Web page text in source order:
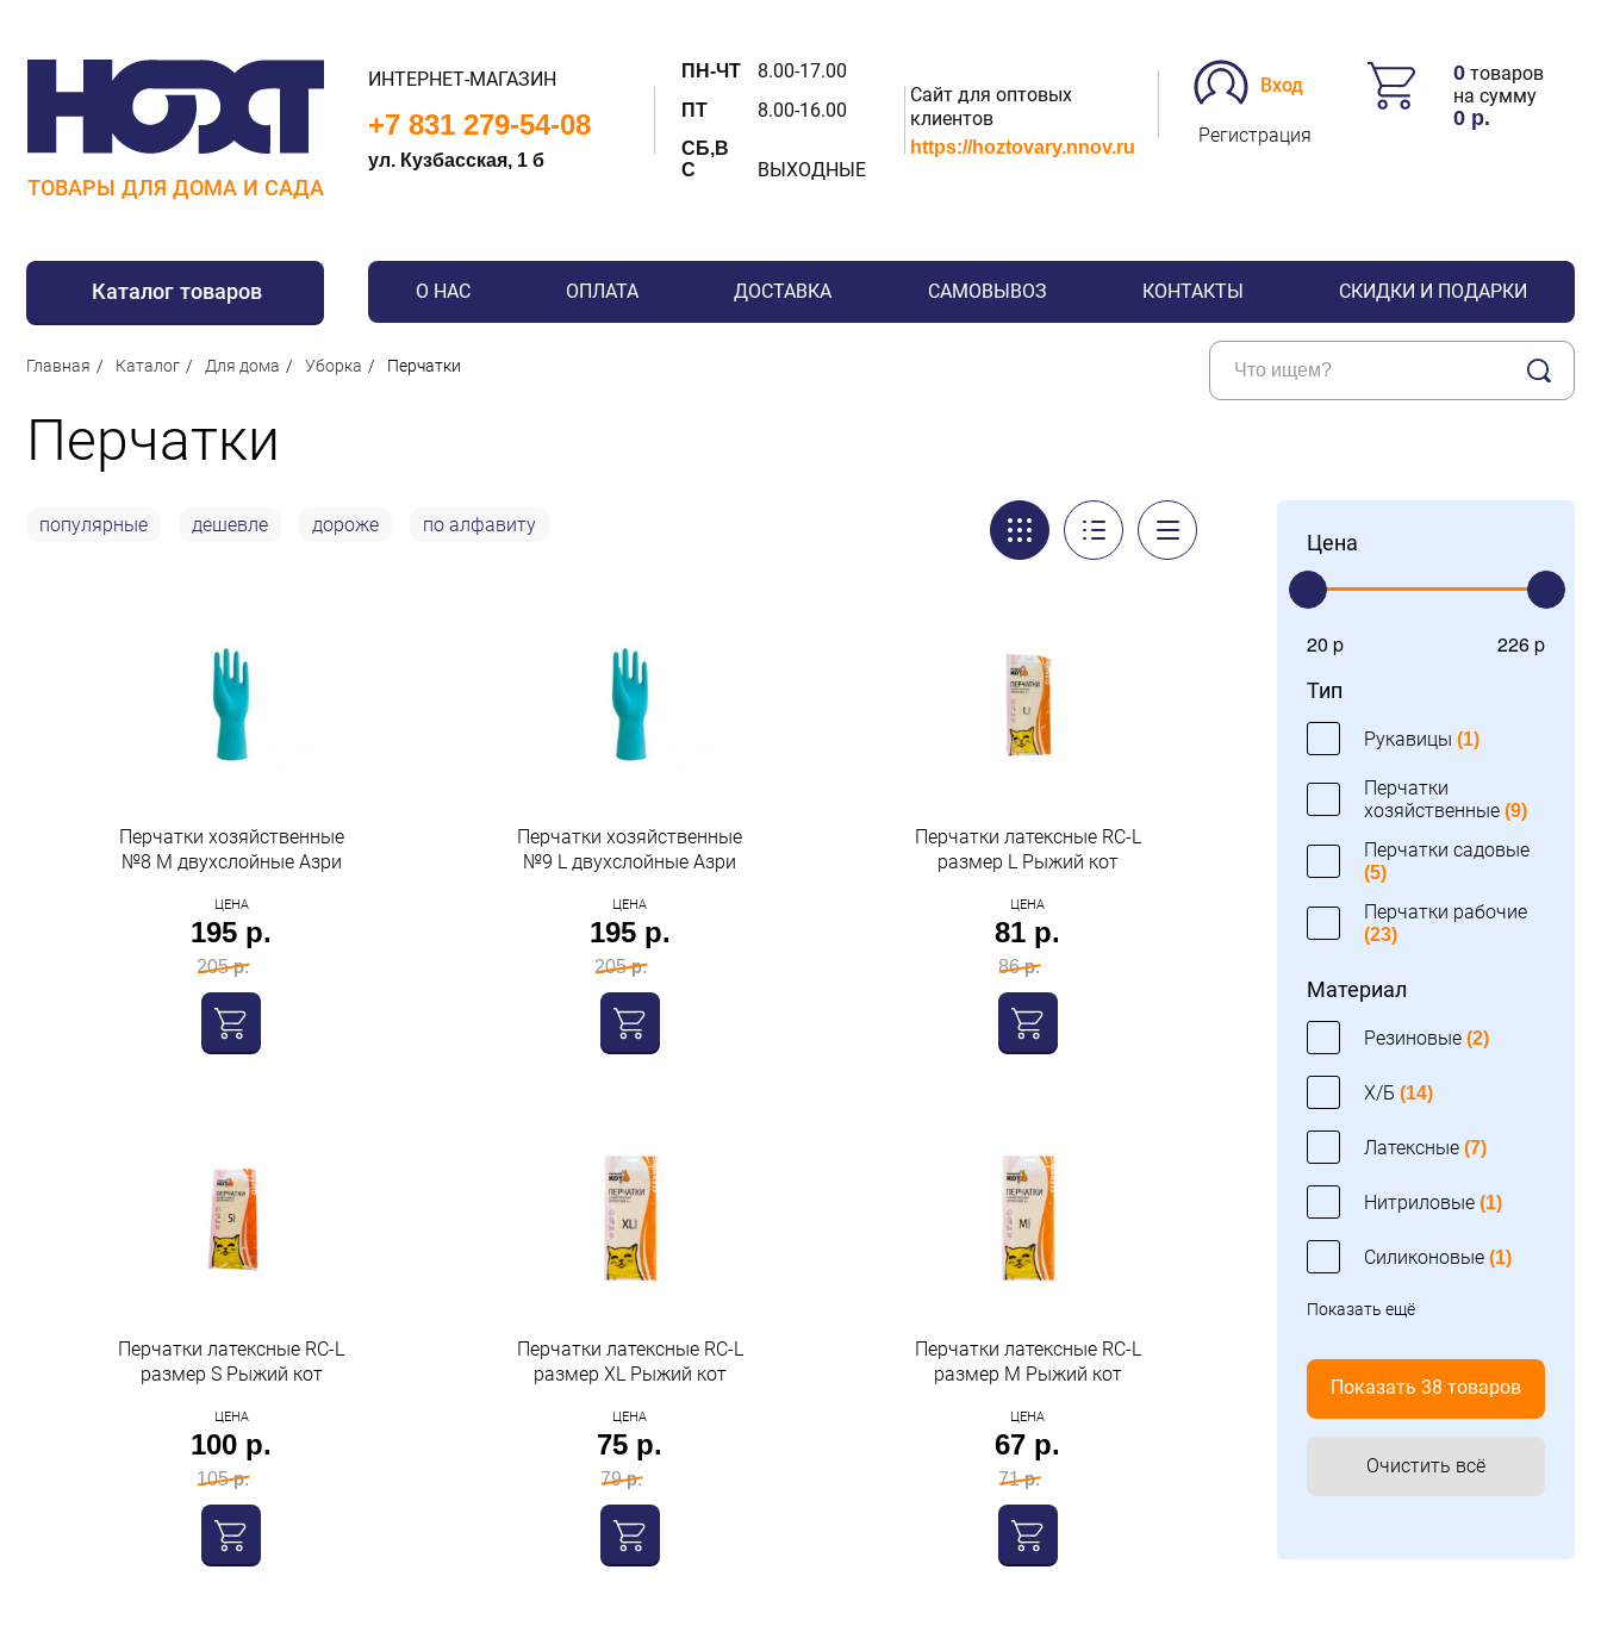
ТОВАРЫ ДЛЯ ДОМА И САДА
ИНТЕРНЕТ-МАГАЗИН
+7 831 279-54-08
ул. Кузбасская, 1 б
ПН-ЧТ 8.00-17.00
ПТ 8.00-16.00
СБ,В
С
ВЫХОДНЫЕ
Сайт для оптовых
клиентов
https://hoztovary.nnov.ru
Вход
Регистрация
0 товаров
на сумму
0 р.
Каталог товаров
Для дома
Сантехника
Для дачи и отдыха
Для детей
Обувь для дома и дачи
О НАС ОПЛАТА ДОСТАВКА САМОВЫВОЗ КОНТАКТЫ СКИДКИ И ПОДАРКИ
Главная Каталог Для дома Уборка Перчатки
Перчатки
Цена
20 p 226 p
Тип
Рукавицы (1)
Перчатки
хозяйственные (9)
Перчатки садовые
(5)
Перчатки рабочие
(23)
Материал
Резиновые (2)
Х/Б (14)
Латексные (7)
Нитриловые (1)
Силиконовые (1)
Показать ещё
Показать 38 товаров
Очистить всё
популярные дешевле дороже по алфавиту
Перчатки хозяйственные
№8 M двухслойные Азри
ЦЕНА
195 р.
205 р.
Перчатки хозяйственные
№9 L двухслойные Азри
ЦЕНА
195 р.
205 р.
Перчатки латексные RC-L
размер L Рыжий кот
ЦЕНА
81 р.
86 р.
Перчатки латексные RC-L
размер S Рыжий кот
ЦЕНА
100 р.
105 р.
Перчатки латексные RC-L
размер XL Рыжий кот
ЦЕНА
75 р.
79 р.
Перчатки латексные RC-L
размер М Рыжий кот
ЦЕНА
67 р.
71 р.